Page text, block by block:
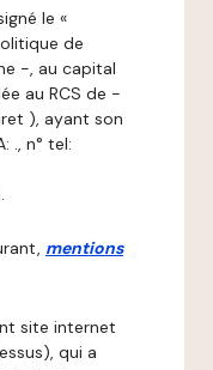
le «
de
-, au capital
au RCS de -
), ayant son
., n° tel:
mentions
site internet
qui a